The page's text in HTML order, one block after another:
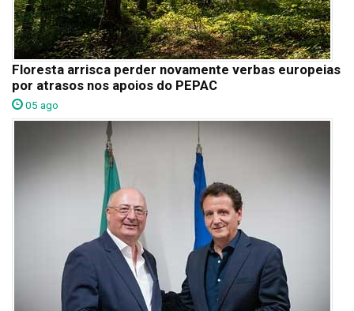
Floresta arrisca perder novamente verbas europeias
por atrasos nos apoios do PEPAC
05 ago